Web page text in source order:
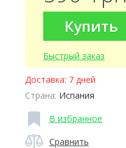
Купить
Быстрый заказ
Доставка: 7 дней
Страна: Испания
В избранное
Сравнить